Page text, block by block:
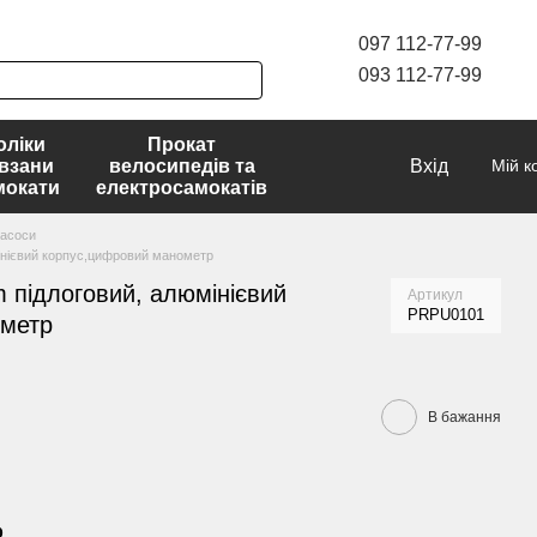
097 112-77-99
093 112-77-99
Прокат
велосипедів та
електросамокатів
Вхід Мій
корпус,цифровий манометр
алюмінієвий
Артикул
PRPU0101
В бажання